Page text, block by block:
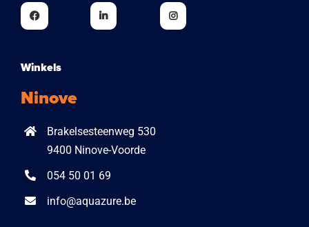
Winkels
Ninove
Brakelsesteenweg 530
9400 Ninove-Voorde
054 50 01 69
info@aquazure.be